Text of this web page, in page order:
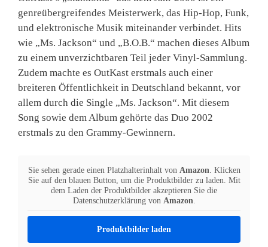
genreübergreifendes Meisterwerk, das Hip-Hop, Funk,
und elektronische Musik miteinander verbindet. Hits
wie „Ms. Jackson“ und „B.O.B.“ machen dieses Album
zu einem unverzichtbaren Teil jeder Vinyl-Sammlung.
Zudem machte es OutKast erstmals auch einer
breiteren Öffentlichkeit in Deutschland bekannt, vor
allem durch die Single „Ms. Jackson“. Mit diesem
Song sowie dem Album gehörte das Duo 2002
erstmals zu den Grammy-Gewinnern.
Sie sehen gerade einen Platzhalterinhalt von Amazon . Klicken
Sie auf den blauen Button, um die Produktbilder zu laden. Mit
dem Laden der Produktbilder akzeptieren Sie die
Datenschutzerklärung von Amazon
Produktbilder laden